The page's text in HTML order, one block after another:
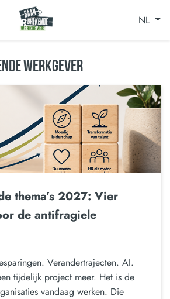
NL
WERKGEVER
thema’s 2027: Vier
de antifragiele
Verandertrajecten. AI.
tijdelijk project meer. Het is de
vandaag werken. Die